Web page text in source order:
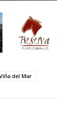
del Mar